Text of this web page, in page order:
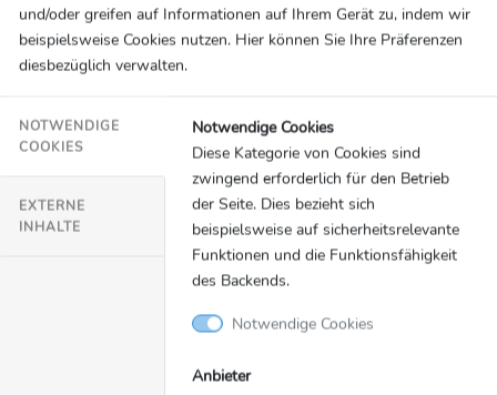
Termine der ADAC TCR Germany 2022,
Änderungen vorbehalten:
20.-22.05.2022: Red Bull Ring ADAC GT Masters
17.-19.06.2022: Salzburgring ADAC Racing
05.-07.08.2022: Nürburgring ADAC GT Masters
19.-21.08.2022: Lausitzring ADAC GT Masters
23.-25.09.2022: Sachsenring ADAC GT Masters
und/oder greifen auf Informationen auf Ihrem Gerät zu, indem wir
beispielsweise Cookies nutzen. Hier können Sie Ihre Präferenzen
diesbezüglich verwalten.
NOTWENDIGE
COOKIES
EXTERNE
INHALTE
Notwendige Cookies
Diese Kategorie von Cookies sind
zwingend erforderlich für den Betrieb
der Seite. Dies bezieht sich
beispielsweise auf sicherheitsrelevante
Funktionen und die Funktionsfähigkeit
des Backends.
Notwendige Cookies
Anbieter